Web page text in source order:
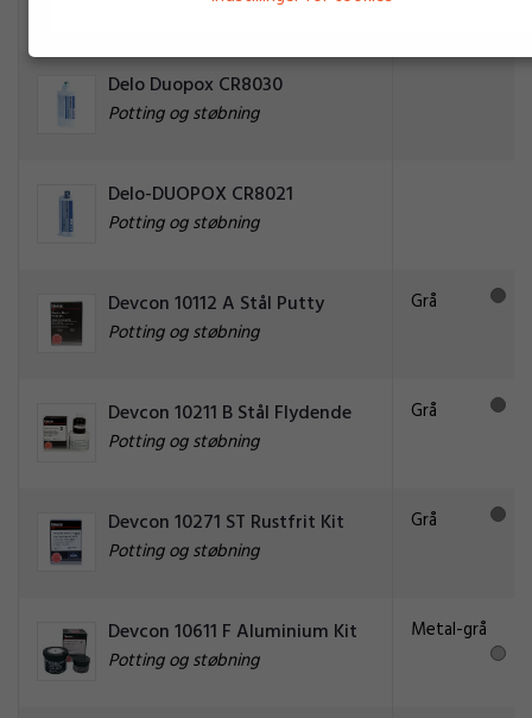
Delo Duopox CR8030
Potting og støbning
Delo-DUOPOX CR8021
Potting og støbning
Devcon 10112 A Stål Putty
Potting og støbning
Grå
Devcon 10211 B Stål Flydende
Potting og støbning
Grå
Devcon 10271 ST Rustfrit Kit
Potting og støbning
Grå
Devcon 10611 F Aluminium Kit
Potting og støbning
Metal-grå